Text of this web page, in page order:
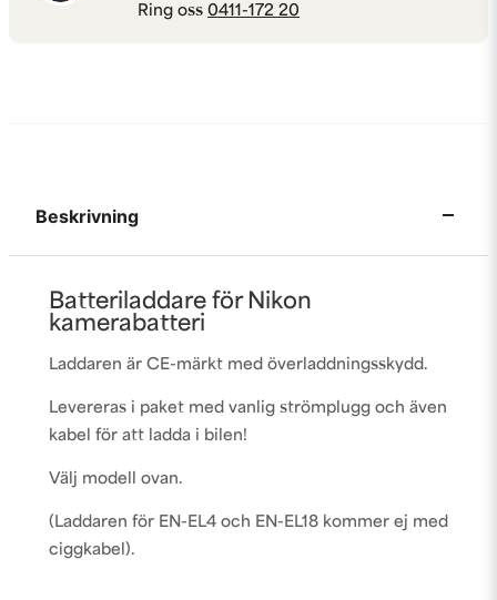
Ring oss 0411-172 20
Beskrivning
Batteriladdare för Nikon
kamerabatteri
Laddaren är CE-märkt med överladdningsskydd.
Levereras i paket med vanlig strömplugg och även
kabel för att ladda i bilen!
Välj modell ovan.
(Laddaren för EN-EL4 och EN-EL18 kommer ej med
ciggkabel).